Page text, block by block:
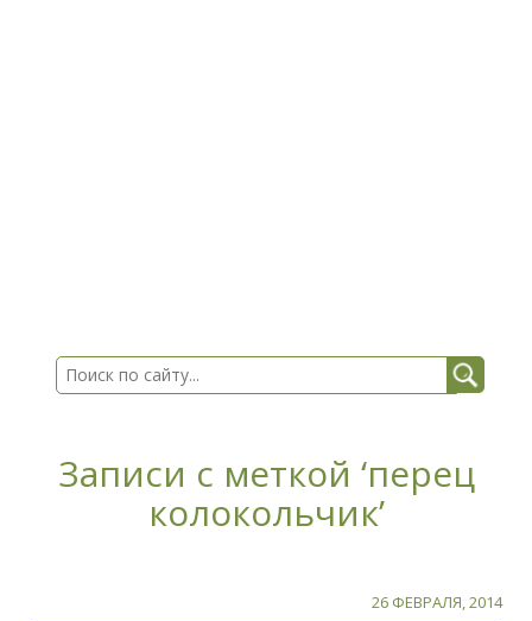
Записи с меткой ‘перец
колокольчик’
26 ФЕВРАЛЯ, 2014